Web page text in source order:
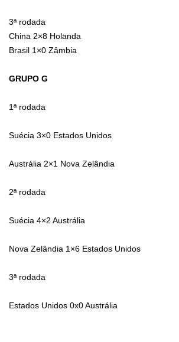
3ª rodada
China 2×8 Holanda
Brasil 1×0 Zâmbia
GRUPO G
1ª rodada
Suécia 3×0 Estados Unidos
Austrália 2×1 Nova Zelândia
2ª rodada
Suécia 4×2 Austrália
Nova Zelândia 1×6 Estados Unidos
3ª rodada
Estados Unidos 0x0 Austrália